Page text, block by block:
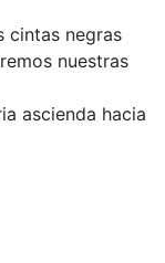
cintas negras
nuestras
ascienda hacia